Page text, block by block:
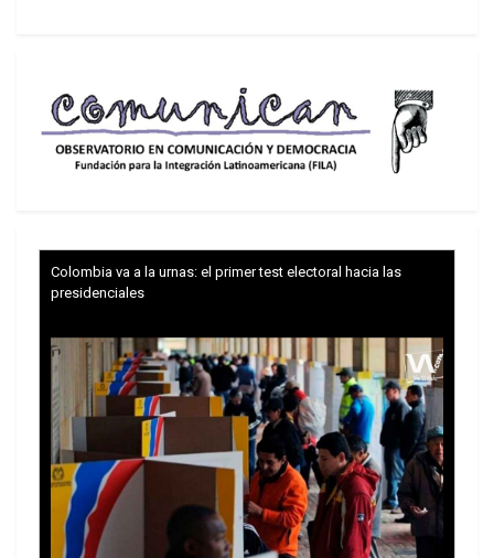
protestas de 2019, las más graves desde el fin de
la dictadura militar. “El conservadurismo va
perdiendo poder y cada vez tenemos más
Efe Francesca Silva, de la organización Feministas
del Sur.
“No tiene ningún sentido criminalizar a las
mujeres que deciden abortar por razones
adicionales a las tres causales. La criminalización
solo obliga a tener que actuar en la ilegalidad”,
indicó la diputada comunista Karol Cariola, una de
las impulsora del proyecto.
La candidata xdemocristiana a la presidencia
Colombia va a la urnas: el primer test electoral hacia las
presidenciales